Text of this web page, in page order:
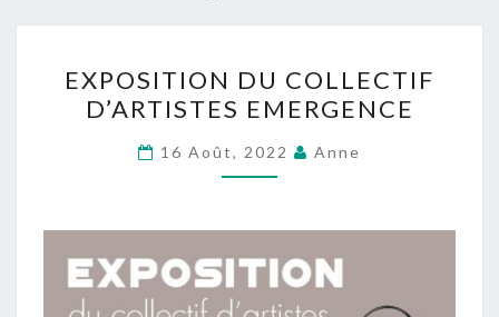
DU
COLLECTIF
D’ARTISTES
EMERGENCE
EXPOSITION DU COLLECTIF
D’ARTISTES EMERGENCE
16 Août, 2022 Anne